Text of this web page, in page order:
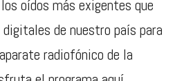
oídos más exigentes que
de nuestro país para
radiofónico de la